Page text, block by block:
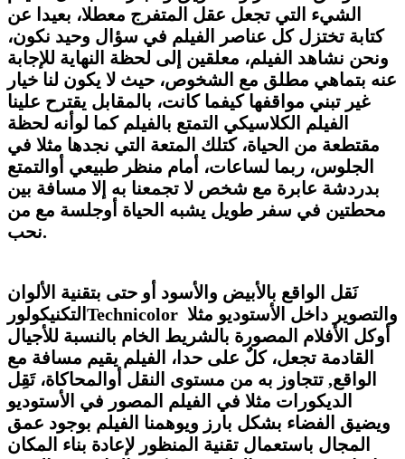
الشيء التي تجعل عقل المتفرج معطلا، بعيدا عن
كتابة تختزل كل عناصر الفيلم في سؤال وحيد نكون،
ونحن نشاهد الفيلم، معلقين إلى لحظة النهاية للإجابة
عنه بتماهي مطلق مع الشخوص، حيث لا يكون لنا خيار
غير تبني مواقفها كيفما كانت، بالمقابل يقترح علينا
الفيلم الكلاسيكي التمتع بالفيلم كما لوأنه لحظة
مقتطعة من الحياة، كتلك المتعة التي نجدها مثلا في
الجلوس، ربما لساعات، أمام منظر طبيعي أوالتمتع
بدردشة عابرة مع شخص لا تجمعنا به إلا مسافة بين
محطتين في سفر طويل يشبه الحياة أوجلسة مع من
نحب.
نَقل الواقع بالأبيض والأسود أو حتى بتقنية الألوان
التكنيكولور Technicolor والتصوير داخل الأستوديو مثلا
أوكل الأفلام المصورة بالشريط الخام بالنسبة للأجيال
القادمة تجعل، كلٌ على حدا، الفيلم يقيم مسافة مع
الواقع, تتجاوز به من مستوى النقل أوالمحاكاة، تَقِل
الديكورات مثلا في الفيلم المصور في الأستوديو
ويضيق الفضاء بشكل بارز ويوهمنا الفيلم بوجود عمق
المجال باستعمال تقنية المنظور لإعادة بناء المكان